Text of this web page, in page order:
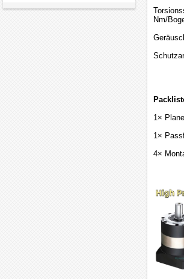
Nm/
1×
1×
4×